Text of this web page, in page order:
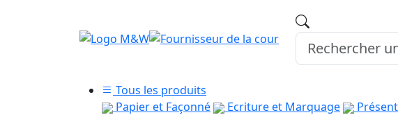
Tous les produits
Papier et Façonné
Ecriture et Marquage